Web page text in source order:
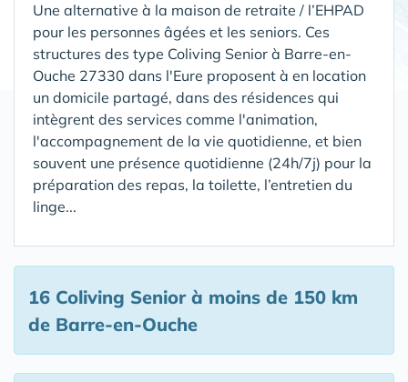
Une alternative à la maison de retraite / l’EHPAD
pour les personnes âgées et les seniors. Ces
structures des type Coliving Senior à Barre-en-
Ouche 27330 dans l'Eure proposent à en location
un domicile partagé, dans des résidences qui
intègrent des services comme l'animation,
l'accompagnement de la vie quotidienne, et bien
souvent une présence quotidienne (24h/7j) pour la
préparation des repas, la toilette, l’entretien du
linge...
16 Coliving Seniorà moins de 150 km
de Barre-en-Ouche